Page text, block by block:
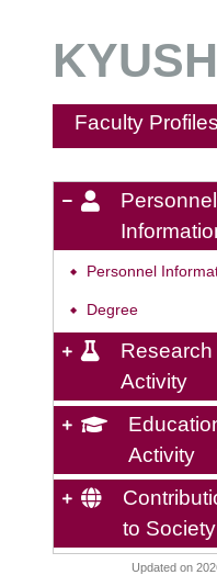
Faculty Profiles
Personnel
◆ Personnel
◆ Degree
Research
Activity
Activity
to Society
Updated on